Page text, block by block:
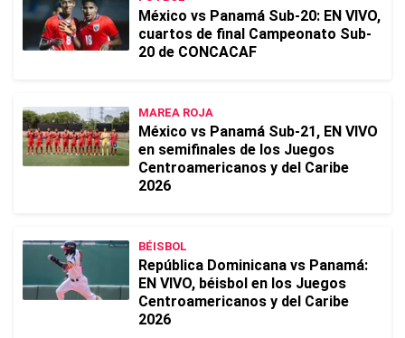
México vs Panamá Sub-20: EN VIVO,
cuartos de final Campeonato Sub-
20 de CONCACAF
MAREA ROJA
México vs Panamá Sub-21, EN VIVO
en semifinales de los Juegos
Centroamericanos y del Caribe
2026
BÉISBOL
República Dominicana vs Panamá:
EN VIVO, béisbol en los Juegos
Centroamericanos y del Caribe
2026